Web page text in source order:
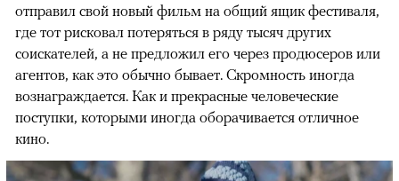
отправил свой новый фильм на общий ящик фестиваля,
где тот рисковал потеряться в ряду тысяч других
соискателей, а не предложил его через продюсеров или
агентов, как это обычно бывает. Скромность иногда
вознаграждается. Как и прекрасные человеческие
поступки, которыми иногда оборачивается отличное
кино.